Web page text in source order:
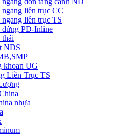
liền trục CC
liền trục TS
đứng PD-Inline
NDS
khoan UG
Liền Trục TS
nhựa